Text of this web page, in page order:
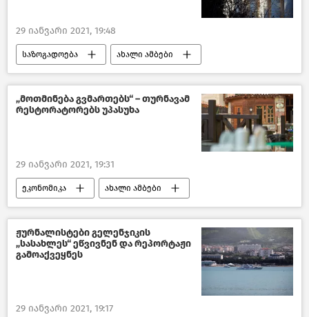
29 იანვარი 2021, 19:48
საზოგადოება ახალი ამბები
საქართველოს საპატრიარქო
საქართველო
„მოთმინება გვმართებს“ – თურნავამ
რესტორატორებს უპასუხა
29 იანვარი 2021, 19:31
ეკონომიკა ახალი ამბები
საზოგადოება საქართველო
COVID-19
ჟურნალისტები გელენჯიკის
„სასახლეს“ ეწვივნენ და რეპორტაჟი
გამოაქვეყნეს
29 იანვარი 2021, 19:17